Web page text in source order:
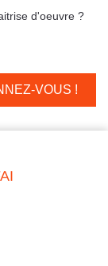
d'oeuvre ?
VOUS !